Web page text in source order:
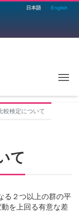
日本語 English
較検定について
て
る２つ以上の群の平
を上回る有意な差